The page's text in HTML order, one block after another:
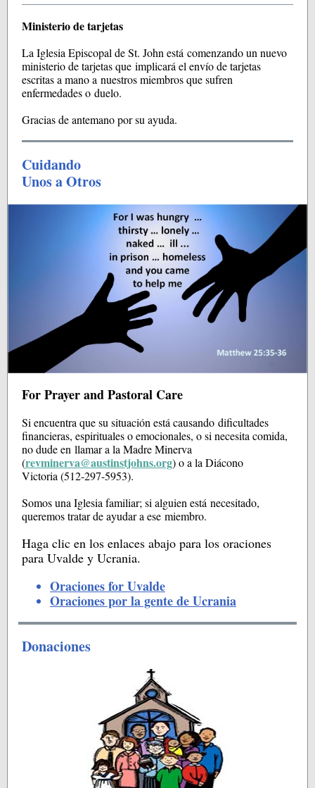
Ministerio de tarjetas
La Iglesia Episcopal de St. John está comenzando un nuevo
ministerio de tarjetas que implicará el envío de tarjetas
escritas a mano a nuestros miembros que sufren
enfermedades o duelo.
Gracias de antemano por su ayuda.
Cuidando
Unos a Otros
For Prayer and Pastoral Care
Si encuentra que su situación está causando dificultades
financieras, espirituales o emocionales, o si necesita comida,
no dude en llamar a la Madre Minerva
(revminerva@austinstjohns.org) o a la Diácono
Victoria (512-297-5953).
Somos una Iglesia familiar; si alguien está necesitado,
queremos tratar de ayudar a ese miembro.
Haga clic en los enlaces abajo para los oraciones
para Uvalde y Ucrania.
Oraciones for Uvalde
Oraciones por la gente de Ucrania
Donaciones